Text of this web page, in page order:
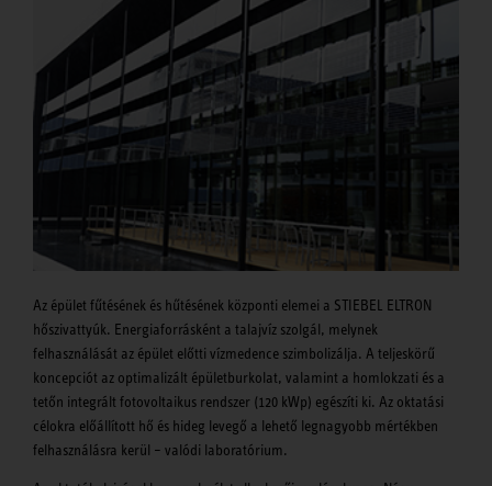
Az épület fűtésének és hűtésének központi elemei a STIEBEL ELTRON
hőszivattyúk. Energiaforrásként a talajvíz szolgál, melynek
felhasználását az épület előtti vízmedence szimbolizálja. A teljeskörű
koncepciót az optimalizált épületburkolat, valamint a homlokzati és a
tetőn integrált fotovoltaikus rendszer (120 kWp) egészíti ki. Az oktatási
célokra előállított hő és hideg levegő a lehető legnagyobb mértékben
felhasználásra kerül – valódi laboratórium.